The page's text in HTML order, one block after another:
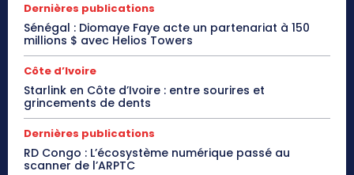
Dernières publications
Sénégal : Diomaye Faye acte un partenariat à 150
millions $ avec Helios Towers
Côte d’Ivoire
Starlink en Côte d’Ivoire : entre sourires et
grincements de dents
Dernières publications
RD Congo : L’écosystème numérique passé au
scanner de l’ARPTC